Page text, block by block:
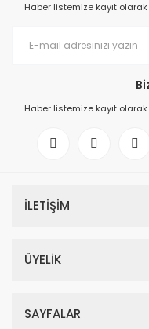
Haber listemize kayıt
Haber listemize kayıt
İLETİŞİM
ÜYELİK
SAYFALAR